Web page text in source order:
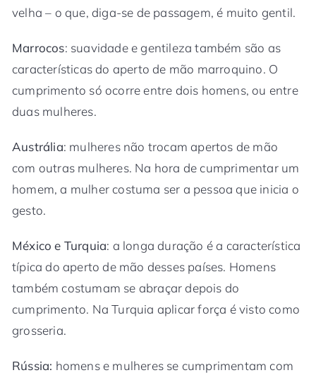
velha – o que, diga-se de passagem, é muito gentil.
Marrocos: suavidade e gentileza também são as
características do aperto de mão marroquino. O
cumprimento só ocorre entre dois homens, ou entre
duas mulheres.
Austrália: mulheres não trocam apertos de mão
com outras mulheres. Na hora de cumprimentar um
homem, a mulher costuma ser a pessoa que inicia o
gesto.
México e Turquia: a longa duração é a característica
típica do aperto de mão desses países. Homens
também costumam se abraçar depois do
cumprimento. Na Turquia aplicar força é visto como
grosseria.
Rússia: homens e mulheres se cumprimentam com